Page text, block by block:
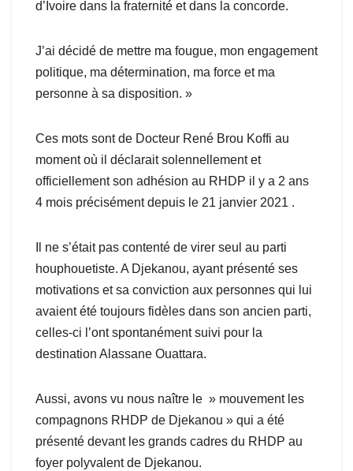
d’Ivoire dans la fraternité et dans la concorde.
J’ai décidé de mettre ma fougue, mon engagement
politique, ma détermination, ma force et ma
personne à sa disposition. »
Ces mots sont de Docteur René Brou Koffi au
moment où il déclarait solennellement et
officiellement son adhésion au RHDP il y a 2 ans
4 mois précisément depuis le 21 janvier 2021 .
Il ne s’était pas contenté de virer seul au parti
houphouetiste. A Djekanou, ayant présenté ses
motivations et sa conviction aux personnes qui lui
avaient été toujours fidèles dans son ancien parti,
celles-ci l’ont spontanément suivi pour la
destination Alassane Ouattara.
Aussi, avons vu nous naître le » mouvement les
compagnons RHDP de Djekanou » qui a été
présenté devant les grands cadres du RHDP au
foyer polyvalent de Djekanou.